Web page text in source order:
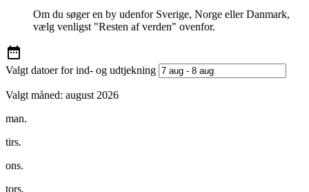
Om du søger en by udenfor Sverige, Norge eller Danmark,
vælg venligst "Resten af verden" ovenfor.
Valgt datoer for ind- og udtjekning
Valgt måned: august 2026
man.
tirs.
ons.
tors.